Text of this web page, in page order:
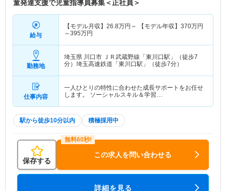
童発達支援で児童指導員募集＜正社員＞
給与
【モデル月収】 26.8万円～ 【モデル年収】 370万円
～395万円
勤務地
埼玉県 川口市 ＪＲ武蔵野線「東川口駅」（徒歩7
分）埼玉高速鉄道「東川口駅」（徒歩7分）
仕事内容
一人ひとりの特性に合わせた成長サポートをお任せ
します。 ソーシャルスキル＆学習…
駅から徒歩10分以内 積極採用中
保存する
この求人を問い合わせる
詳細を見る